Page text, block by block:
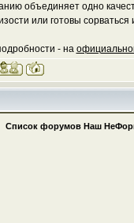
объединяет одно
или готовы
- на
Список форумов Наш